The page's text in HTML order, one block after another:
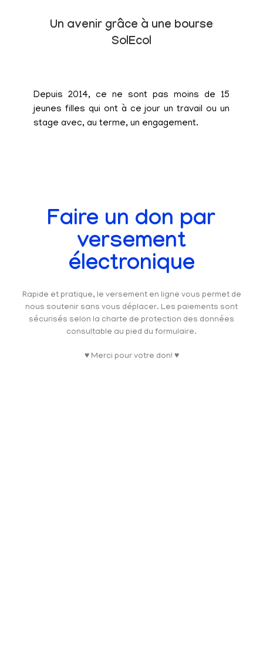
Un avenir grâce à une bourse
SolEcol
Depuis 2014, ce ne sont pas moins de 15
jeunes filles qui ont à ce jour un travail ou un
stage avec, au terme, un engagement.
Faire un don par
versement
électronique
Rapide et pratique, le versement en ligne vous permet de
nous soutenir sans vous déplacer. Les paiements sont
sécurisés selon la charte de protection des données
consultable au pied du formulaire.
♥ Merci pour votre don! ♥